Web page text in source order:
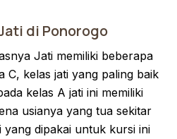
di Ponorogo
Jati memiliki beberapa
C, kelas jati yang paling baik
kelas A jati ini memiliki
usianya yang tua sekitar
yang dipakai untuk kursi ini